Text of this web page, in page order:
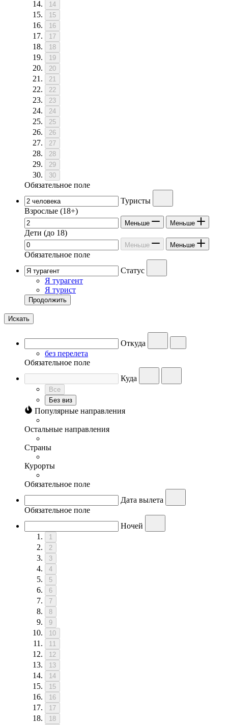
14
15
16
17
18
19
20
21
22
23
24
25
26
27
28
29
30
Обязательное поле
Туристы
Взрослые (18+)
Меньше Меньше
Дети (до 18)
Меньше Меньше
Обязательное поле
Статус
Я турагент
Я турист
Продолжить
Искать
Откуда
без перелета
Обязательное поле
Куда
Все
Без виз
Популярные направления
Остальные направления
Страны
Курорты
Обязательное поле
Дата вылета
Обязательное поле
Ночей
1
2
3
4
5
6
7
8
9
10
11
12
13
14
15
16
17
18